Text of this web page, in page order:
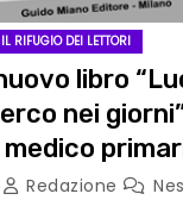
IL RIFUGIO DEI LETTORI
libro
nei
Redazione